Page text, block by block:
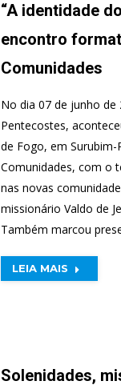
“A identidade
encontro
Comunidades
No dia 07 de junho de
Pentecostes,
de Fogo, em
Comunidades, com o
nas novas
missionário Valdo de
Também marcou
LEIA MAIS
Solenidades,